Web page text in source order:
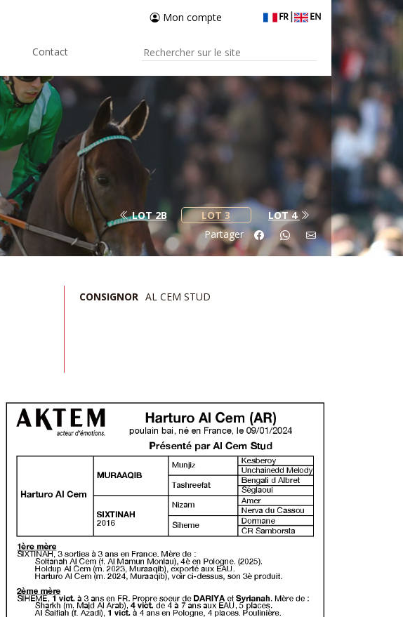
Mon compte FR EN
Contact
LOT 2B LOT 3
LOT 4
Partager
CONSIGNOR AL CEM STUD